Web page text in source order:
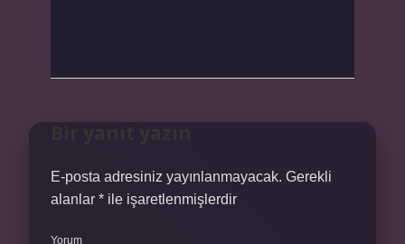
E-posta adresiniz yayınlanmayacak. Gerekli
alanlar * ile işaretlenmişlerdir
Yorum